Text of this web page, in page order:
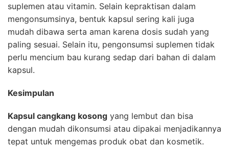
suplemen atau vitamin. Selain kepraktisan dalam
mengonsumsinya, bentuk kapsul sering kali juga
mudah dibawa serta aman karena dosis sudah yang
paling sesuai. Selain itu, pengonsumsi suplemen tidak
perlu mencium bau kurang sedap dari bahan di dalam
kapsul.
Kesimpulan
Kapsul cangkang kosong yang lembut dan bisa
dengan mudah dikonsumsi atau dipakai menjadikannya
tepat untuk mengemas produk obat dan kosmetik.